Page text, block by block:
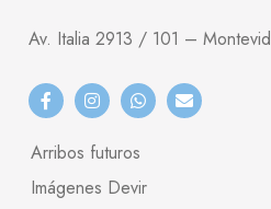
Av. Italia 2913 / 101 –
Arribos futuros
Imágenes Devir